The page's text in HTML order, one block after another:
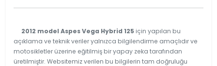
2012 model Aspes Vega Hybrid 125 için yapılan bu
açıklama ve teknik veriler yalnızca bilgilendirme amaçlıdır ve
motosikletler üzerine eğitilmiş bir yapay zeka tarafından
üretilmiştir. Websitemiz verilen bu bilgilerin tam doğruluğu